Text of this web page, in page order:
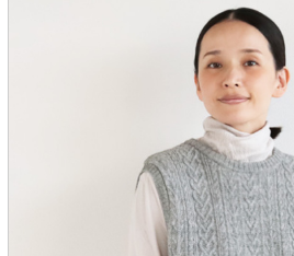
全てのアイテム
SALE ITEM
ブランド
マイページ
お買い物カゴ